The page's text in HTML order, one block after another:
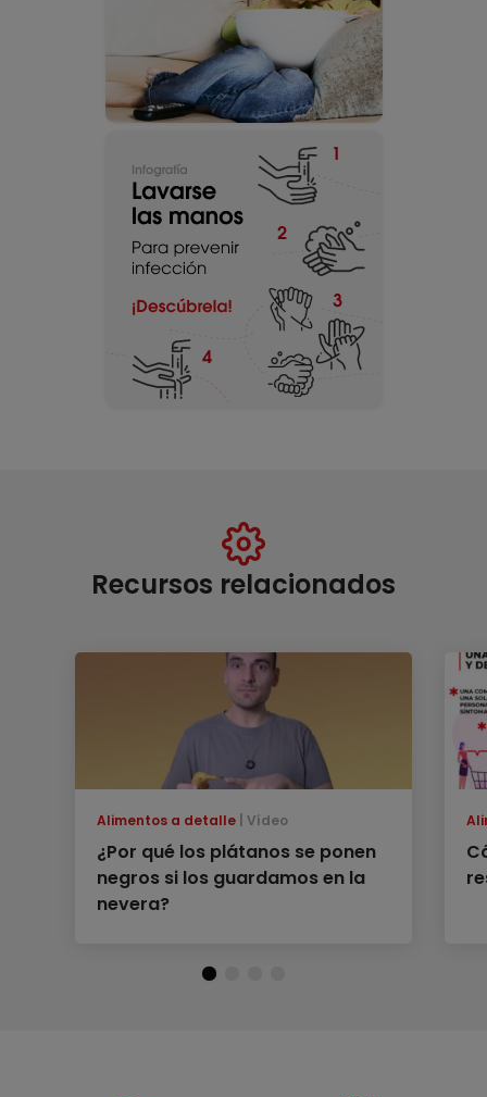
Recursos relacionados
Alimentos a detalle Vídeo
¿Por qué los plátanos se ponen
negros si los guardamos en la
nevera?